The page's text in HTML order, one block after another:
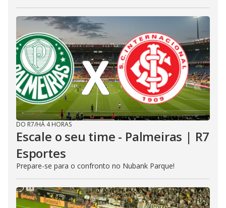
DO R7/HÁ 4 HORAS
Escale o seu time - Palmeiras | R7
Esportes
Prepare-se para o confronto no Nubank Parque!